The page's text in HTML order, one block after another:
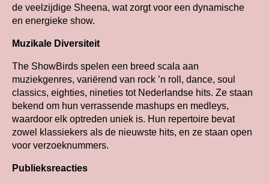
de veelzijdige Sheena, wat zorgt voor een dynamische
en energieke show.
Muzikale Diversiteit
The ShowBirds spelen een breed scala aan
muziekgenres, variërend van rock ’n roll, dance, soul
classics, eighties, nineties tot Nederlandse hits. Ze staan
bekend om hun verrassende mashups en medleys,
waardoor elk optreden uniek is. Hun repertoire bevat
zowel klassiekers als de nieuwste hits, en ze staan open
voor verzoeknummers.
Publieksreacties